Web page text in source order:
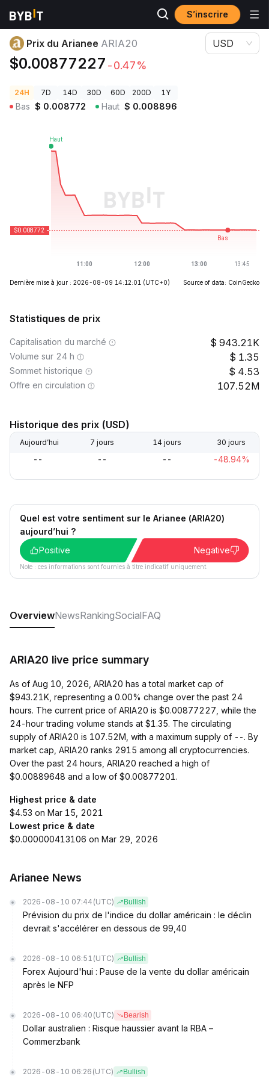
S’inscrire
Prix des cryptos Prix du Arianee ARIA20
Prix du Arianee ARIA20
$0.00877227 -0.47%
USD
24H 7D 14D 30D 60D 200D 1Y
Bas $ 0.008772 Haut $ 0.008896
Dernière mise à jour : 2026-08-09 14:12:01 (UTC+0) Source of data: CoinGecko
Statistiques de prix
Capitalisation du marché 943.21K
Volume sur 24 h 1.35
Sommet historique 4.53
Offre en circulation 107.52M
Historique des prix (USD)
Aujourd’hui 7 jours 14 jours 30 jours
-- -- -- -48.94%
Quel est votre sentiment sur le Arianee (ARIA20)
aujourd’hui ?
Positive
Negative
Note : ces informations sont fournies à titre indicatif uniquement.
OverviewNewsRankingSocialFAQ
ARIA20 live price summary
As of Aug 10, 2026, ARIA20 has a total market cap of
$943.21K, representing a 0.00% change over the past 24
hours. The current price of ARIA20 is $0.00877227, while the
24-hour trading volume stands at $1.35. The circulating
supply of ARIA20 is 107.52M, with a maximum supply of --. By
market cap, ARIA20 ranks 2915 among all cryptocurrencies.
Over the past 24 hours, ARIA20 reached a high of
$0.00889648 and a low of $0.00877201.
Highest price & date
$4.53 on Mar 15, 2021
Lowest price & date
$0.000000413106 on Mar 29, 2026
Arianee News
2026-08-10 07:44 (UTC) Bullish
Prévision du prix de l'indice du dollar américain : le déclin
devrait s'accélérer en dessous de 99,40
2026-08-10 06:51 (UTC) Bullish
Forex Aujourd'hui : Pause de la vente du dollar américain
après le NFP
2026-08-10 06:40 (UTC) Bearish
Dollar australien : Risque haussier avant la RBA –
Commerzbank
2026-08-10 06:26 (UTC) Bullish